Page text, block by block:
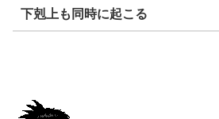
下剋上も同時に起こる